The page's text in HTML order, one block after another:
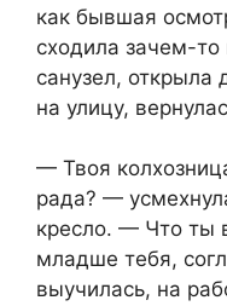
как бывшая
сходила зачем-то
санузел, открыла
на улицу,
— Твоя
рада? —
кресло. — Что ты
младше тебя,
выучилась, на